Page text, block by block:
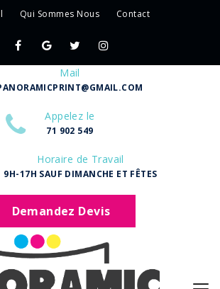
Qui Sommes Nous Contact
Mail
Appelez le
71 902 549
Horaire de Travail
9H-17H SAUF DIMANCHE ET FÊTES
Demandez Devis